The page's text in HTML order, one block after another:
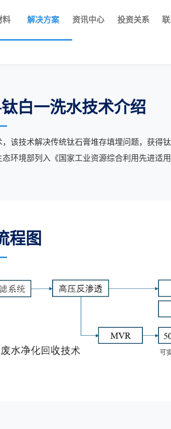
料 解决方案 资讯中心 投资关系 联
白一洗水技术介绍
该技术解决传统钛石膏堆存填埋问题，获得
环境部列入《国家工业资源综合利用先进适用
程图